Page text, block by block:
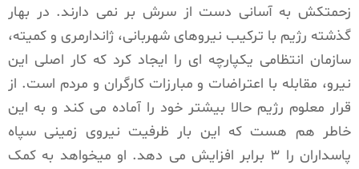
زحمتکش به آسانی دست از سرش بر نمی دارند. در بهار
گذشته رژیم با ترکیب نیروهای شهربانی، ژاندارمری و کمیته،
سازمان انتظامی یکپارچه ای را ایجاد کرد که کار اصلی این
نیرو، مقابله با اعتراضات و مبارزات کارگران و مردم است. از
قرار معلوم رژیم حالا بیشتر خود را آماده می کند و به این
خاطر هم هست که این بار ظرفیت نیروی زمینی سپاه
پاسداران را ۳ برابر افزایش می دهد. او میخواهد به کمک